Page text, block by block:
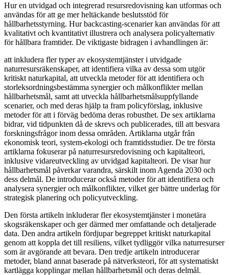
Hur en utvidgad och integrerad resursredovisning kan utformas och
användas för att ge mer heltäckande beslutsstöd för
hållbarhetsstyrning. Hur backcasting-scenarier kan användas för att
kvalitativt och kvantitativt illustrera och analysera policyalternativ
för hållbara framtider. De viktigaste bidragen i avhandlingen är:
att inkludera fler typer av ekosystemtjänster i utvidgade
naturresursräkenskaper, att identifiera vilka av dessa som utgör
kritiskt naturkapital, att utveckla metoder för att identifiera och
storleksordningsbestämma synergier och målkonflikter mellan
hållbarhetsmål, samt att utveckla hållbarhetsmålsuppfyllande
scenarier, och med deras hjälp ta fram policyförslag, inklusive
metoder för att i förväg bedöma deras robusthet. De sex artiklarna
bidrar, vid tidpunkten då de skrevs och publicerades, till att besvara
forskningsfrågor inom dessa områden. Artiklarna utgår från
ekonomisk teori, system-ekologi och framtidsstudier. De tre första
artiklarna fokuserar på naturresursredovisning och kapitalteori,
inklusive vidareutveckling av utvidgad kapitalteori. De visar hur
hållbarhetsmål påverkar varandra, särskilt inom Agenda 2030 och
dess delmål. De introducerar också metoder för att identifiera och
analysera synergier och målkonflikter, vilket ger bättre underlag för
strategisk planering och policyutveckling.
Den första artikeln inkluderar fler ekosystemtjänster i monetära
skogsräkenskaper och ger därmed mer omfattande och detaljerade
data. Den andra artikeln fördjupar begreppet kritiskt naturkapital
genom att koppla det till resiliens, vilket tydliggör vilka naturresurser
som är avgörande att bevara. Den tredje artikeln introducerar
metoder, bland annat baserade på nätverksteori, för att systematiskt
kartlägga kopplingar mellan hållbarhetsmål och deras delmål.